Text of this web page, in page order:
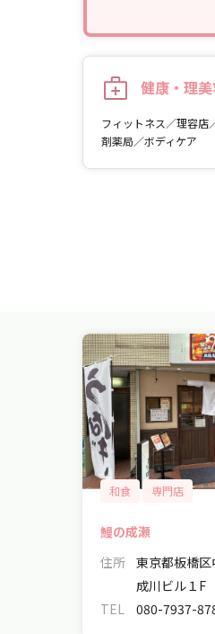
健康・理
フィットネス／理容店
剤薬局／ボディケア
和食 専門店
鰻の成瀬
住所 東京都板橋
成川ビル１F
TEL
080-7937-